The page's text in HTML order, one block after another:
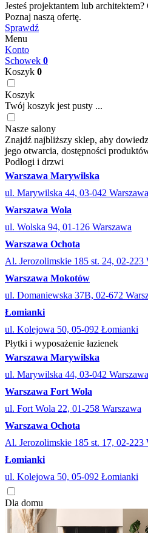
Jesteś projektantem lub
Poznaj naszą ofertę.
Sprawdź
Menu
Konto
Schowek 0
Koszyk 0
Koszyk
Twój koszyk jest pusty ...
Nasze salony
Znajdź najbliższy sklep, aby
jego otwarcia, dostępności
Podłogi i drzwi
Warszawa Marywilska
ul. Marywilska 44, 03-042 Warszawa
Warszawa Wola
ul. Wolska 94, 01-126 Warszawa
Warszawa Ochota
Al. Jerozolimskie 185 st. 24, 02-223
Warszawa Mokotów
ul. Domaniewska 37B, 02-672
Łomianki
ul. Kolejowa 50, 05-092 Łomianki
Płytki i wyposażenie łazienek
Warszawa Marywilska
ul. Marywilska 44, 03-042 Warszawa
Warszawa Fort Wola
ul. Fort Wola 22, 01-258 Warszawa
Warszawa Ochota
Al. Jerozolimskie 185 st. 17, 02-223
Łomianki
ul. Kolejowa 50, 05-092 Łomianki
Dla domu